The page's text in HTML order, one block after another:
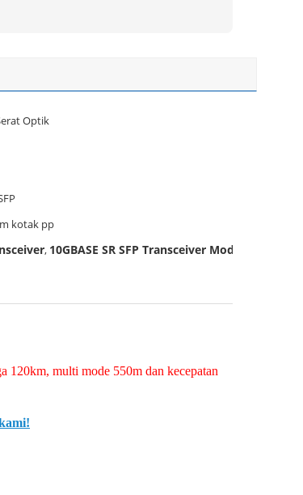
Optik
kotak pp
, 10GBASE SR SFP Transceiver Module
120km, multi mode 550m dan kecepatan